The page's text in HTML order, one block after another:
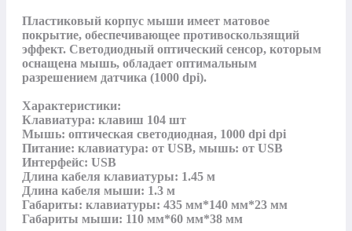
Пластиковый корпус мыши имеет матовое
покрытие, обеспечивающее противоскользящий
эффект. Светодиодный оптический сенсор, которым
оснащена мышь, обладает оптимальным
разрешением датчика (1000 dpi).
Характеристики:
Клавиатура: клавиш 104 шт
Мышь: оптическая светодиодная, 1000 dpi dpi
Питание: клавиатура: от USB, мышь: от USB
Интерфейс: USB
Длина кабеля клавиатуры: 1.45 м
Длина кабеля мыши: 1.3 м
Габариты: клавиатуры: 435 мм*140 мм*23 мм
Габариты мыши: 110 мм*60 мм*38 мм